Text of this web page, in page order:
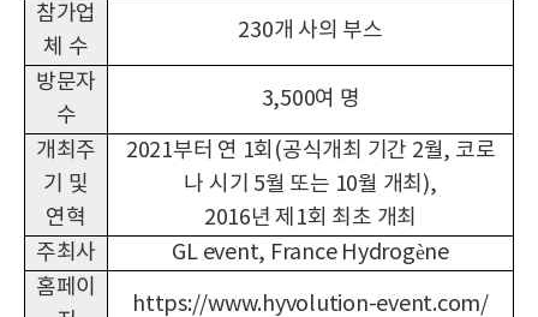
참가업
체 수
230개 사의 부스
방문자
수
3,500여 명
개최주
기 및
연혁
2021부터 연 1회(공식개최 기간 2월, 코로
나 시기 5월 또는 10월 개최),
2016년 제1회 최초 개최
주최사
GL event, France Hydrogène
홈페이
https://www.hyvolution-event.com/